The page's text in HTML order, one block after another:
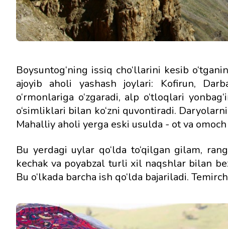
Boysuntog‘ning issiq cho‘llarini kesib
ajoyib aholi yashash joylari: Kofirun,
o‘rmonlariga o‘zgaradi, alp o‘tloqlari
o‘simliklari bilan ko‘zni quvontiradi.
Mahalliy aholi yerga eski usulda - ot va
Bu yerdagi uylar qo‘lda to‘qilgan gilam,
kechak va poyabzal turli xil naqshlar bilan
Bu o‘lkada barcha ish qo‘lda bajariladi.